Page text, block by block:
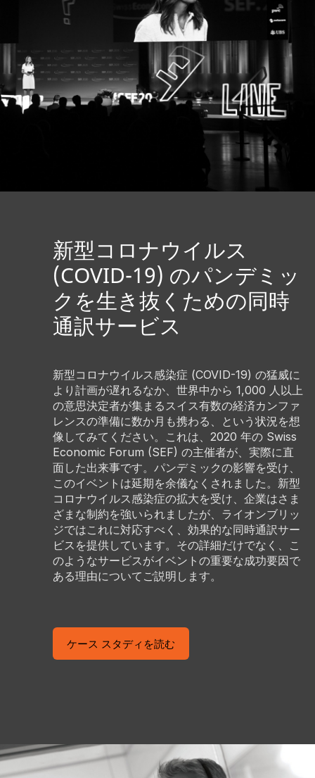
新型コロナウイルス
(COVID-19) のパンデミッ
クを生き抜くための同時
通訳サービス
新型コロナウイルス感染症 (COVID-19) の猛威に
より計画が遅れるなか、世界中から 1,000 人以上
の意思決定者が集まるスイス有数の経済カンファ
レンスの準備に数か月も携わる、という状況を想
像してみてください。これは、2020 年の Swiss
Economic Forum (SEF) の主催者が、実際に直
面した出来事です。パンデミックの影響を受け、
このイベントは延期を余儀なくされました。新型
コロナウイルス感染症の拡大を受け、企業はさま
ざまな制約を強いられましたが、ライオンブリッ
ジではこれに対応すべく、効果的な同時通訳サー
ビスを提供しています。その詳細だけでなく、こ
のようなサービスがイベントの重要な成功要因で
ある理由についてご説明します。
ケース スタディを読む